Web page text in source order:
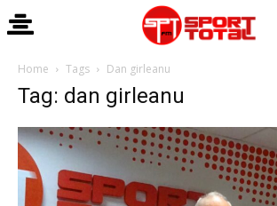
Home Tags Dan girleanu
Tag: dan girleanu